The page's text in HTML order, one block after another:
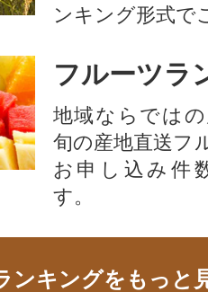
ンキング形式で
フルーツラ
地域ならでは
旬の産地直送フ
お申し込み件
す。
ンキングをもっと